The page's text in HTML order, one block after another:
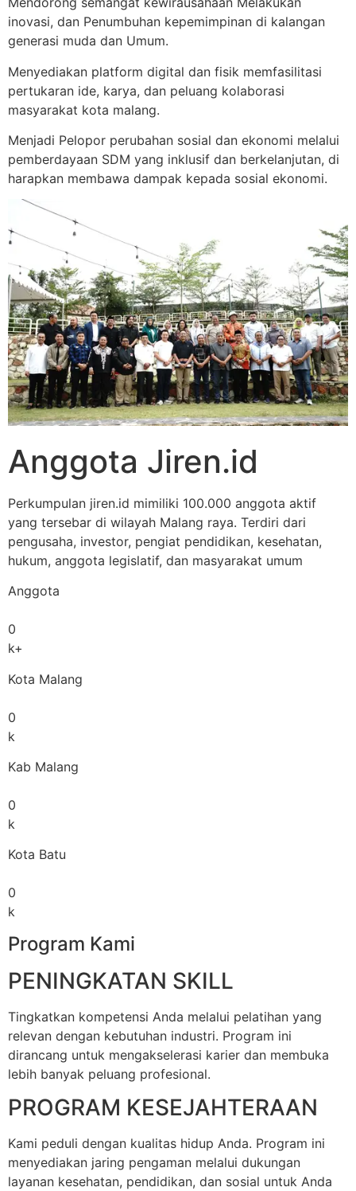
inovasi, dan Penumbuhan kepemimpinan di kalangan
generasi muda dan Umum.
Menyediakan platform digital dan fisik memfasilitasi
pertukaran ide, karya, dan peluang kolaborasi
masyarakat kota malang.
Menjadi Pelopor perubahan sosial dan ekonomi melalui
pemberdayaan SDM yang inklusif dan berkelanjutan, di
harapkan membawa dampak kepada sosial ekonomi.
Anggota Jiren.id
Perkumpulan jiren.id mimiliki 100.000 anggota aktif
yang tersebar di wilayah Malang raya. Terdiri dari
pengusaha, investor, pengiat pendidikan, kesehatan,
hukum, anggota legislatif, dan masyarakat umum
Anggota
0
k+
Kota Malang
0
k
Kab Malang
0
k
Kota Batu
0
k
Program Kami
PENINGKATAN SKILL
Tingkatkan kompetensi Anda melalui pelatihan yang
relevan dengan kebutuhan industri. Program ini
dirancang untuk mengakselerasi karier dan membuka
lebih banyak peluang profesional.
PROGRAM KESEJAHTERAAN
Kami peduli dengan kualitas hidup Anda. Program ini
menyediakan jaring pengaman melalui dukungan
layanan kesehatan, pendidikan, dan sosial untuk Anda